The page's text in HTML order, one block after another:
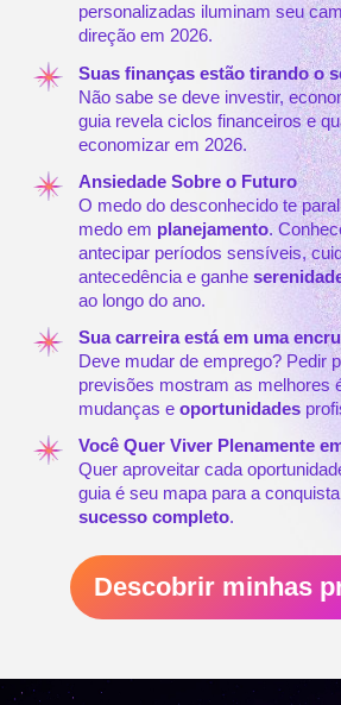
personalizadas iluminam seu
direção em 2026.
Suas finanças estão tirando o
Não sabe se deve investir,
guia revela ciclos financeiros e
economizar em 2026.
Ansiedade Sobre o Futuro
O medo do desconhecido te
medo em planejamento.
antecipar períodos sensíveis,
antecedência e ganhe
ao longo do ano.
Sua carreira está em uma
Deve mudar de emprego? Pedir
previsões mostram as melhores
mudanças e oportunidades
Você Quer Viver Plenamente
Quer aproveitar cada
guia é seu mapa para a
sucesso completo.
Descobrir minhas